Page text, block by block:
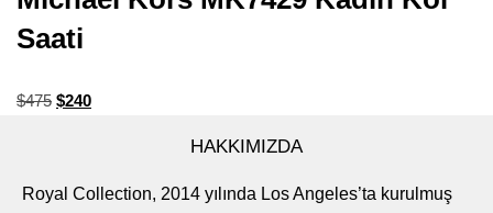
Saati
$475 $240
HAKKIMIZDA
Royal Collection, 2014 yılında Los Angeles’ta kurulmuş